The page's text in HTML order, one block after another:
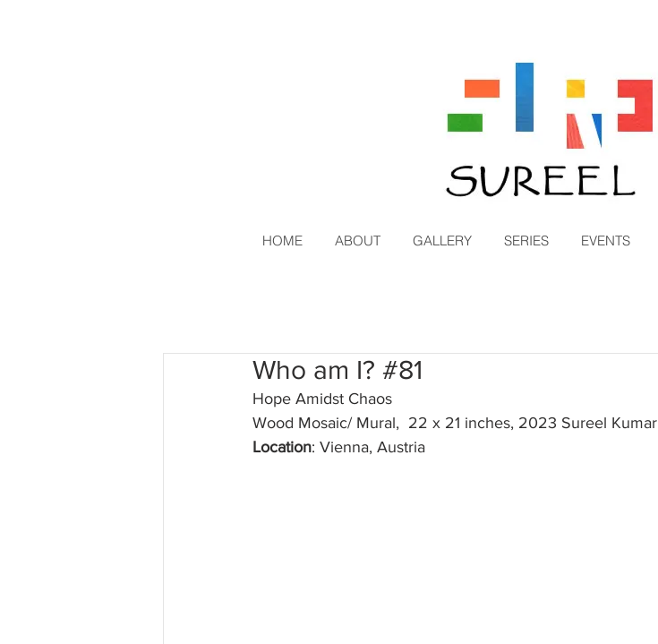
HOME ABOUT GALLERY SERIES EVENTS
Who am I? #81
Hope Amidst Chaos
Wood Mosaic/ Mural,  22 x 21 inches, 2023 Sureel Kumar
Location: Vienna, Austria